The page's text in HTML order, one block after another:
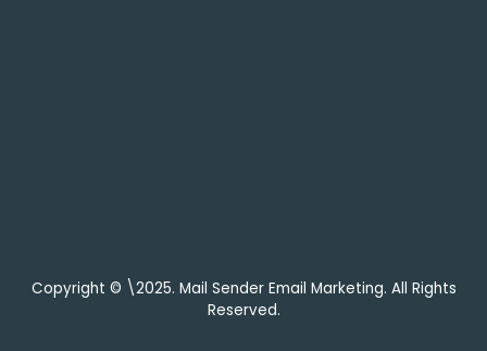
Copyright © \2025. Mail Sender Email Marketing. All Rights
Reserved.